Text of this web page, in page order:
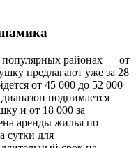
районах — от
предлагают уже за 28
от 45 000 до 52 000
поднимается
и от 18 000 за
аренды жилья по
сутки для